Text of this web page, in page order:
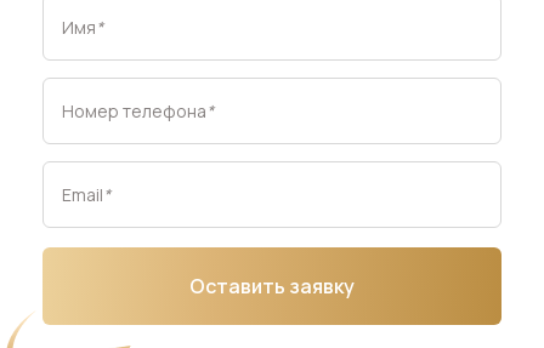
Имя*
Номер телефона*
Email*
Оставить заявку